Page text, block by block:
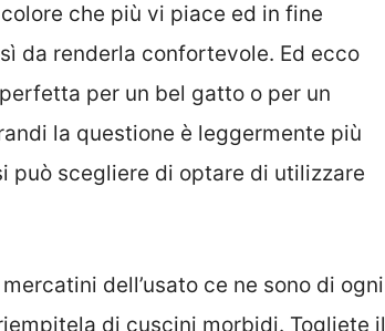
che più vi piace ed in fine
da renderla confortevole. Ed ecco
per un bel gatto o per un
la questione è leggermente più
può scegliere di optare di utilizzare
dell’usato ce ne sono di ogni
di cuscini morbidi. Togliete il